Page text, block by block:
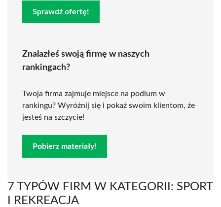
Sprawdź ofertę!
Znalazłeś swoją firmę w naszych
rankingach?
Twoja firma zajmuje miejsce na podium w
rankingu? Wyróżnij się i pokaż swoim klientom, że
jesteś na szczycie!
Pobierz materiały!
7 TYPÓW FIRM W KATEGORII: SPORT
I REKREACJA